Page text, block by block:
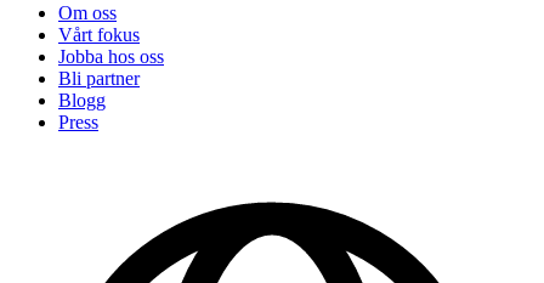
Om oss
Vårt fokus
Jobba hos oss
Bli partner
Blogg
Press